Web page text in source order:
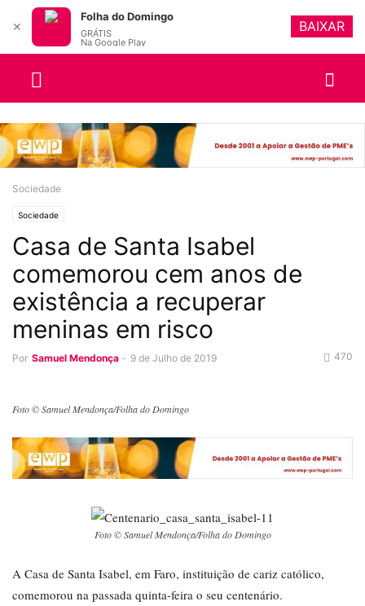
Sociedade
Sociedade
Casa de Santa Isabel
comemorou cem anos de
existência a recuperar
meninas em risco
Por Samuel Mendonça - 9 de Julho de 2019 470
Foto © Samuel Mendonça/Folha do Domingo
Foto © Samuel Mendonça/Folha do Domingo
A Casa de Santa Isabel, em Faro, instituição de cariz católico,
comemorou na passada quinta-feira o seu centenário.
✕
Folha do Domingo
GRÁTIS
Na Google Play
BAIXAR